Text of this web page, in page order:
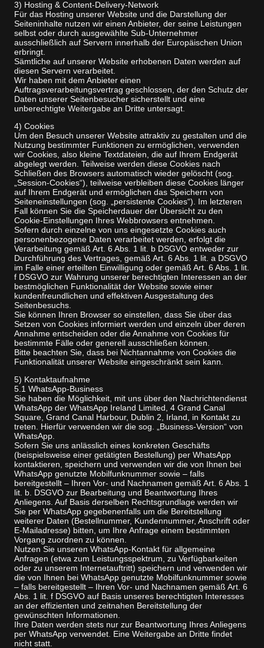
3) Hosting & Content-Delivery-Network
Für das Hosting unserer Website und die Darstellung der
Seiteninhalte nutzen wir einen Anbieter, der seine Leistungen
selbst oder durch ausgewählte Sub-Unternehmer
ausschließlich auf Servern innerhalb der Europäischen Union
erbringt.
Sämtliche auf unserer Website erhobenen Daten werden auf
diesen Servern verarbeitet.
Wir haben mit dem Anbieter einen
Auftragsverarbeitungsvertrag geschlossen, der den Schutz der
Daten unserer Seitenbesucher sicherstellt und eine
unberechtigte Weitergabe an Dritte untersagt.
4) Cookies
Um den Besuch unserer Website attraktiv zu gestalten und die
Nutzung bestimmter Funktionen zu ermöglichen, verwenden
wir Cookies, also kleine Textdateien, die auf Ihrem Endgerät
abgelegt werden. Teilweise werden diese Cookies nach
Schließen des Browsers automatisch wieder gelöscht (sog.
„Session-Cookies“), teilweise verbleiben diese Cookies länger
auf Ihrem Endgerät und ermöglichen das Speichern von
Seiteneinstellungen (sog. „persistente Cookies“). Im letzteren
Fall können Sie die Speicherdauer der Übersicht zu den
Cookie-Einstellungen Ihres Webbrowsers entnehmen.
Sofern durch einzelne von uns eingesetzte Cookies auch
personenbezogene Daten verarbeitet werden, erfolgt die
Verarbeitung gemäß Art. 6 Abs. 1 lit. b DSGVO entweder zur
Durchführung des Vertrages, gemäß Art. 6 Abs. 1 lit. a DSGVO
im Falle einer erteilten Einwilligung oder gemäß Art. 6 Abs. 1 lit.
f DSGVO zur Wahrung unserer berechtigten Interessen an der
bestmöglichen Funktionalität der Website sowie einer
kundenfreundlichen und effektiven Ausgestaltung des
Seitenbesuchs.
Sie können Ihren Browser so einstellen, dass Sie über das
Setzen von Cookies informiert werden und einzeln über deren
Annahme entscheiden oder die Annahme von Cookies für
bestimmte Fälle oder generell ausschließen können.
Bitte beachten Sie, dass bei Nichtannahme von Cookies die
Funktionalität unserer Website eingeschränkt sein kann.
5) Kontaktaufnahme
5.1 WhatsApp-Business
Sie haben die Möglichkeit, mit uns über den Nachrichtendienst
WhatsApp der WhatsApp Ireland Limited, 4 Grand Canal
Square, Grand Canal Harbour, Dublin 2, Irland, in Kontakt zu
treten. Hierfür verwenden wir die sog. „Business-Version“ von
WhatsApp.
Sofern Sie uns anlässlich eines konkreten Geschäfts
(beispielsweise einer getätigten Bestellung) per WhatsApp
kontaktieren, speichern und verwenden wir die von Ihnen bei
WhatsApp genutzte Mobilfunknummer sowie – falls
bereitgestellt – Ihren Vor- und Nachnamen gemäß Art. 6 Abs. 1
lit. b. DSGVO zur Bearbeitung und Beantwortung Ihres
Anliegens. Auf Basis derselben Rechtsgrundlage werden wir
Sie per WhatsApp gegebenenfalls um die Bereitstellung
weiterer Daten (Bestellnummer, Kundennummer, Anschrift oder
E-Mailadresse) bitten, um Ihre Anfrage einem bestimmten
Vorgang zuordnen zu können.
Nutzen Sie unseren WhatsApp-Kontakt für allgemeine
Anfragen (etwa zum Leistungsspektrum, zu Verfügbarkeiten
oder zu unserem Internetauftritt) speichern und verwenden wir
die von Ihnen bei WhatsApp genutzte Mobilfunknummer sowie
– falls bereitgestellt – Ihren Vor- und Nachnamen gemäß Art. 6
Abs. 1 lit. f DSGVO auf Basis unseres berechtigten Interesses
an der effizienten und zeitnahen Bereitstellung der
gewünschten Informationen.
Ihre Daten werden stets nur zur Beantwortung Ihres Anliegens
per WhatsApp verwendet. Eine Weitergabe an Dritte findet
nicht statt.